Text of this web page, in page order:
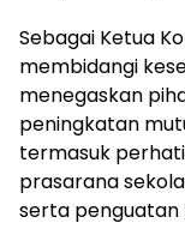
Sebagai Ketua
membidangi
menegaskan
peningkatan
termasuk
prasarana
serta penguatan